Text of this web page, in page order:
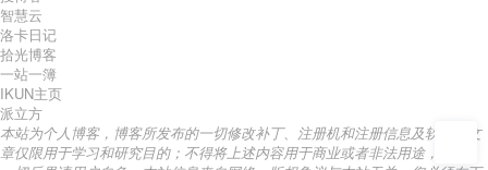
智慧云
洛卡日记
拾光博客
一站一簿
IKUN主页
派立方
本站为个人博客，博客所发布的一切修改补丁、注册机和注册信息及软件的文
章仅限用于学习和研究目的；不得将上述内容用于商业或者非法用途，否则，